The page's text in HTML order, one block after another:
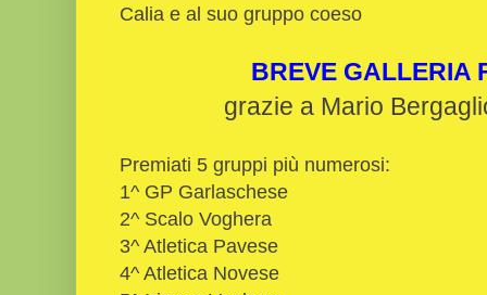
Calia e al suo gruppo coeso
BREVE GALLERIA
grazie a Mario
Premiati 5 gruppi più numerosi:
1^ GP Garlaschese
2^ Scalo Voghera
3^ Atletica Pavese
4^ Atletica Novese